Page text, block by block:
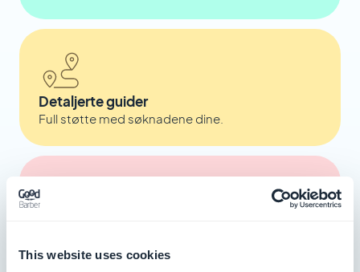
This website uses cookies
Detaljerte guider
Full støtte med søknadene dine.